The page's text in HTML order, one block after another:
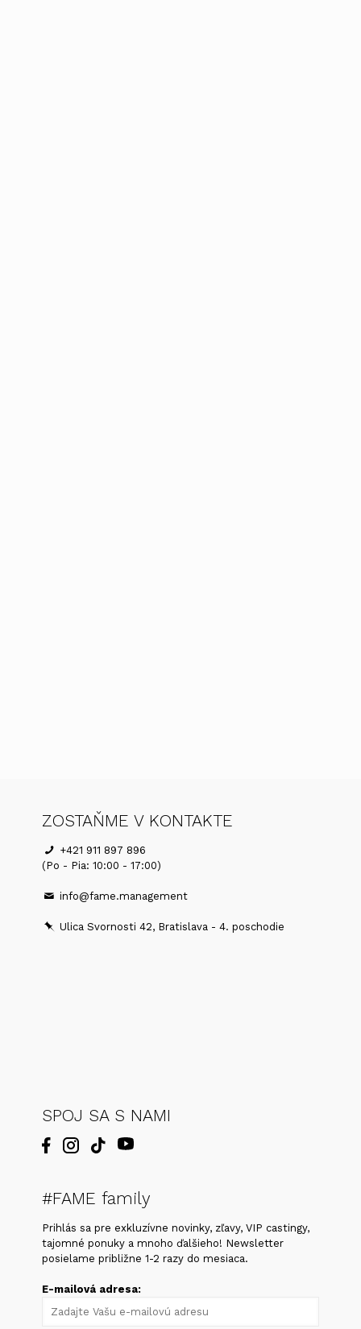
ZOSTAŇME V KONTAKTE
+421 911 897 896
(Po - Pia: 10:00 - 17:00)
info@fame.management
Ulica Svornosti 42, Bratislava - 4. poschodie
SPOJ SA S NAMI
#FAME family
Prihlás sa pre exkluzívne novinky, zľavy, VIP castingy,
tajomné ponuky a mnoho ďalšieho! Newsletter
posielame približne 1-2 razy do mesiaca.
E-mailová adresa: